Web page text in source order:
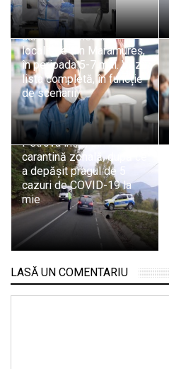
Situația actualizată: Cum
se vor desfășura
cursurile în fiecare
localitate din Maramureș,
în perioada 5-7 mai. Vezi
lista completă, în funcție
de scenarii
Actualizare: Măsură
previzibilă: Comuna
Petrova intră, din nou, în
carantină zonală, după ce
a depășit pragul de 5
cazuri de COVID-19 la
mie
LASĂ UN COMENTARIU